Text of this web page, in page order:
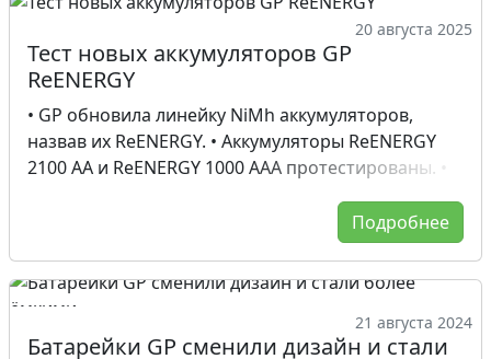
20 августа 2025
Тест новых аккумуляторов GP
ReENERGY
• GP обновила линейку NiMh аккумуляторов,
назвав их ReENERGY. • Аккумуляторы ReENERGY
2100 AA и ReENERGY 1000 AAA протестированы. •
для снижения саморазряда. • Аккумуляторы GP
ReENERGY готовы к использованию и сохраняют
Измеренная ёмкость аккумуляторов AA составила
2085-2110 мАч, AAA - 960-978 мАч. • Оптимальные
ёмкости для аккумуляторов AA и AAA составляют
Подробнее
21 августа 2024
Батарейки GP сменили дизайн и стали